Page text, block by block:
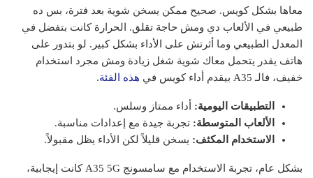
معاها بشكل كويس. صحيح ممكن يسخن شوية بعد فترة، بس ده
طبيعي في الألعاب دي ومش حاجة تقلق. الحرارة كانت بتفضل في
المعدل الطبيعي وما أثرتش على الأداء بشكل كبير. لو بتدور على
هاتف يقدر يتحمل معاك شوية شغل زيادة ومش مجرد استخدام
خفيف، فالـ A35 بيقدم أداء كويس في
هذه الفئة.
التطبيقات اليومية: أداء ممتاز وسلس.
الألعاب المتوسطة: تجربة جيدة مع إعدادات مناسبة.
الاستخدام المكثف: يسخن قليلاً لكن الأداء يظل مقبولاً.
بشكل عام، تجربة الاستخدام مع سامسونج A35 5G كانت إيجابية،